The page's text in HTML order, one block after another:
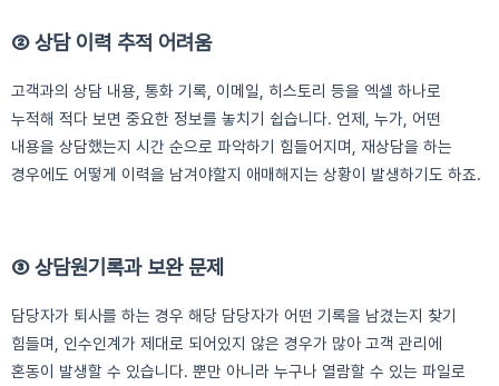
② 상담 이력 추적 어려움
고객과의 상담 내용, 통화 기록, 이메일, 히스토리 등을 엑셀 하나로
누적해 적다 보면 중요한 정보를 놓치기 쉽습니다. 언제, 누가, 어떤
내용을 상담했는지 시간 순으로 파악하기 힘들어지며, 재상담을 하는
경우에도 어떻게 이력을 남겨야할지 애매해지는 상황이 발생하기도 하죠.
③ 상담원기록과 보완 문제
담당자가 퇴사를 하는 경우 해당 담당자가 어떤 기록을 남겼는지 찾기
힘들며, 인수인계가 제대로 되어있지 않은 경우가 많아 고객 관리에
혼동이 발생할 수 있습니다. 뿐만 아니라 누구나 열람할 수 있는 파일로